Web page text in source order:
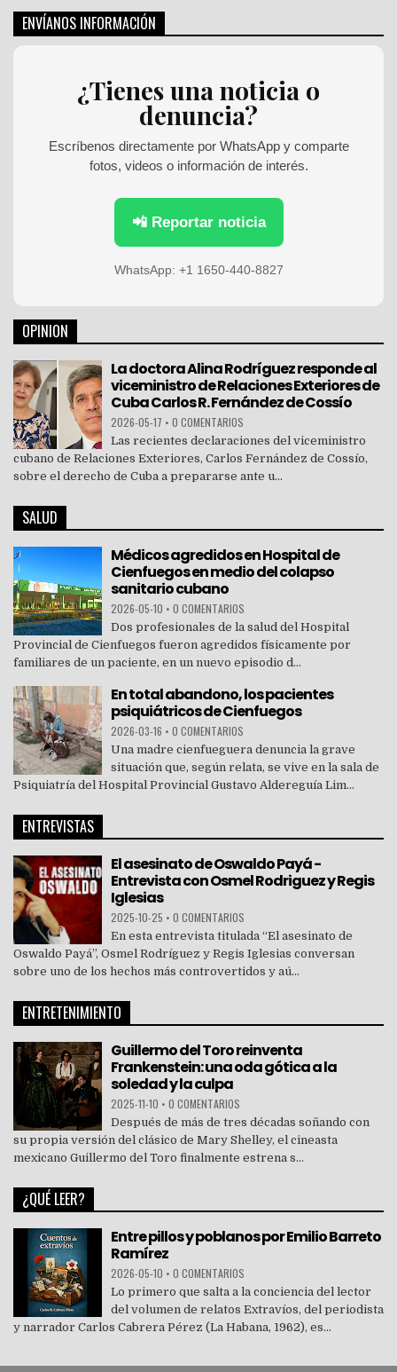
r
ENVÍANOS INFORMACIÓN
¿Tienes una noticia o
denuncia?
Escríbenos directamente por WhatsApp y comparte
fotos, videos o información de interés.
📲 Reportar noticia
WhatsApp: +1 1650-440-8827
OPINION
La doctora Alina Rodríguez responde al
viceministro de Relaciones Exteriores de
Cuba Carlos R. Fernández de Cossío
2026-05-17 • 0 COMENTARIOS
Las recientes declaraciones del viceministro
cubano de Relaciones Exteriores, Carlos Fernández de Cossío,
sobre el derecho de Cuba a prepararse ante u...
SALUD
Médicos agredidos en Hospital de
Cienfuegos en medio del colapso
sanitario cubano
2026-05-10 • 0 COMENTARIOS
Dos profesionales de la salud del Hospital
Provincial de Cienfuegos fueron agredidos físicamente por
familiares de un paciente, en un nuevo episodio d...
En total abandono, los pacientes
psiquiátricos de Cienfuegos
2026-03-16 • 0 COMENTARIOS
Una madre cienfueguera denuncia la grave
situación que, según relata, se vive en la sala de
Psiquiatría del Hospital Provincial Gustavo Aldereguía Lim...
ENTREVISTAS
El asesinato de Oswaldo Payá -
Entrevista con Osmel Rodriguez y Regis
Iglesias
2025-10-25 • 0 COMENTARIOS
En esta entrevista titulada “El asesinato de
Oswaldo Payá”, Osmel Rodríguez y Regis Iglesias conversan
sobre uno de los hechos más controvertidos y aú...
ENTRETENIMIENTO
Guillermo del Toro reinventa
Frankenstein: una oda gótica a la
soledad y la culpa
2025-11-10 • 0 COMENTARIOS
Después de más de tres décadas soñando con
su propia versión del clásico de Mary Shelley, el cineasta
mexicano Guillermo del Toro finalmente estrena s...
¿QUÉ LEER?
Entre pillos y poblanos por Emilio Barreto
Ramírez
2026-05-10 • 0 COMENTARIOS
Lo primero que salta a la conciencia del lector
del volumen de relatos Extravíos, del periodista
y narrador Carlos Cabrera Pérez (La Habana, 1962), es...